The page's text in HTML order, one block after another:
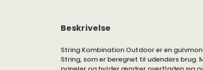
Beskrivelse
String Kombination Outdoor er en
String, som er beregnet til udendørs brug.